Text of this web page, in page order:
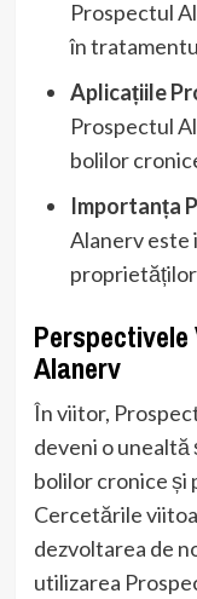
Prospectul
în
Aplicațiile
Prospectul
bolilor
Importanța
Alanerv este
proprietăților
Alanerv
În viitor,
deveni o
bolilor cronice și
Cercetările
dezvoltarea de
utilizarea